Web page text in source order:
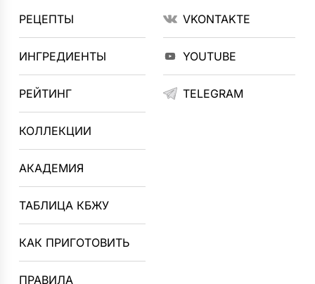
РЕЦЕПТЫ
ИНГРЕДИЕНТЫ
РЕЙТИНГ
КОЛЛЕКЦИИ
АКАДЕМИЯ
ТАБЛИЦА КБЖУ
КАК ПРИГОТОВИТЬ
ПРАВИЛА
VKONTAKTE
YOUTUBE
TELEGRAM